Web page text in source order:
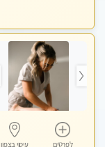
לפרטים
עיסוי בצפון